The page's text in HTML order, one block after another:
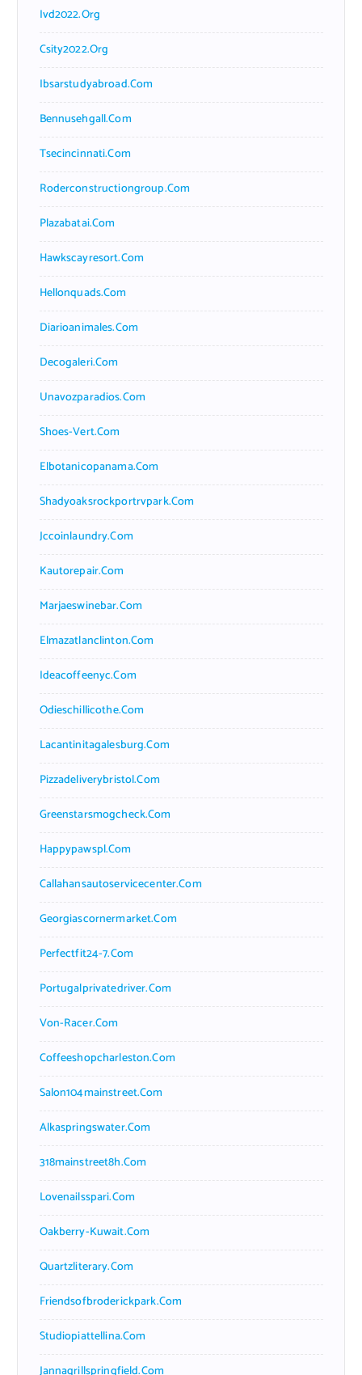
Ivd2022.org
Csity2022.org
Ibsarstudyabroad.com
Bennusehgall.com
Tsecincinnati.com
Roderconstructiongroup.com
Plazabatai.com
Hawkscayresort.com
Hellonquads.com
Diarioanimales.com
Decogaleri.com
Unavozparadios.com
Shoes-Vert.com
Elbotanicopanama.com
Shadyoaksrockportrvpark.com
Jccoinlaundry.com
Kautorepair.com
Marjaeswinebar.com
Elmazatlanclinton.com
Ideacoffeenyc.com
Odieschillicothe.com
Lacantinitagalesburg.com
Pizzadeliverybristol.com
Greenstarsmogcheck.com
Happypawspl.com
Callahansautoservicecenter.com
Georgiascornermarket.com
Perfectfit24-7.com
Portugalprivatedriver.com
Von-Racer.com
Coffeeshopcharleston.com
Salon104mainstreet.com
Alkaspringswater.com
318mainstreet8h.com
Lovenailsspari.com
Oakberry-Kuwait.com
Quartzliterary.com
Friendsofbroderickpark.com
Studiopiattellina.com
Jannagrillspringfield.com